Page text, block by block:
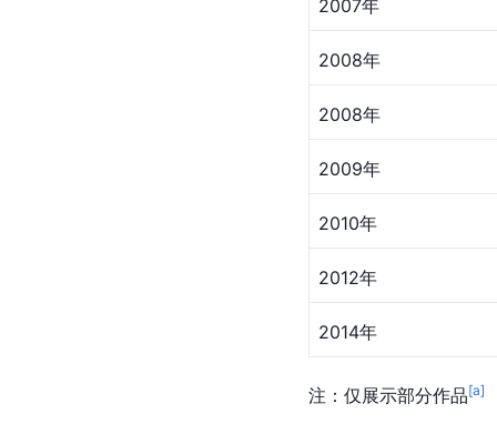
2007年
2008年
2008年
2009年
2010年
2012年
2014年
注：仅展示部分作品[a]